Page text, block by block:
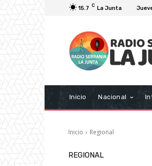
15.7 C La Junta
Inicio Nacional
Inicio Regional
REGIONAL